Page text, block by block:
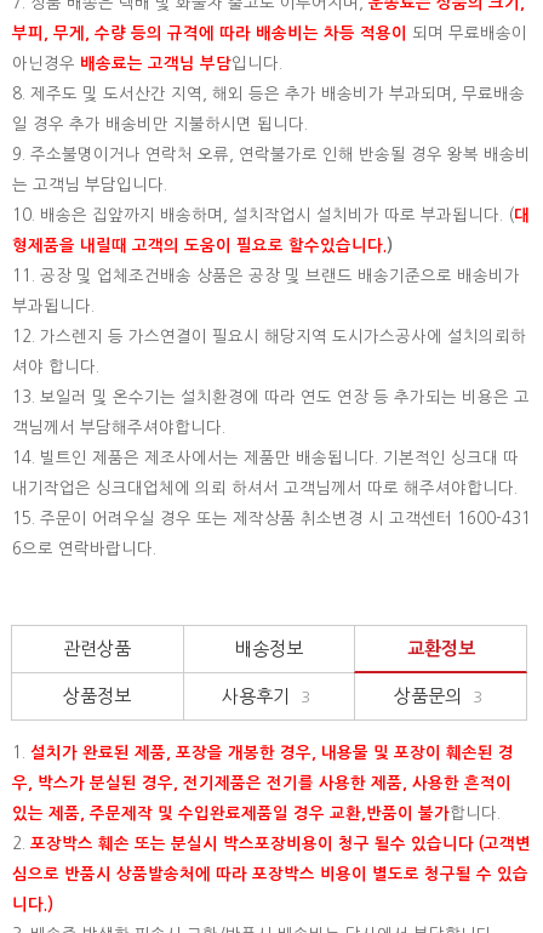
부피, 무게, 수량 등의 규격에 따라 배송비는 차등 적용이
되며 무료배송이
아닌경우 배송료는 고객님 부담입니다.
8. 제주도 및 도서산간 지역, 해외 등은 추가 배송비가 부과되며, 무료배송
일 경우 추가 배송비만 지불하시면 됩니다.
9. 주소불명이거나 연락처 오류, 연락불가로 인해 반송될 경우 왕복 배송비
는 고객님 부담입니다.
10. 배송은 집앞까지 배송하며, 설치작업시 설치비가 따로 부과됩니다. (대
형제품을 내릴때 고객의 도움이 필요로 할수있습니다. )
11. 공장 및 업체조건배송 상품은 공장 및 브랜드 배송기준으로 배송비가
부과됩니다.
12. 가스렌지 등 가스연결이 필요시 해당지역 도시가스공사에 설치의뢰하
셔야 합니다.
13. 보일러 및 온수기는 설치환경에 따라 연도 연장 등 추가되는 비용은 고
객님께서 부담해주셔야합니다.
14. 빌트인 제품은 제조사에서는 제품만 배송됩니다. 기본적인 싱크대 따
내기작업은 싱크대업체에 의뢰 하셔서 고객님께서 따로 해주셔야합니다.
15. 주문이 어려우실 경우 또는 제작상품 취소변경 시 고객센터 1600-431
6으로 연락바랍니다.
관련상품 배송정보 교환정보
상품정보 사용후기 3 상품문의 3
1. 설치가 완료된 제품, 포장을 개봉한 경우, 내용물 및 포장이 훼손된 경
우, 박스가 분실된 경우, 전기제품은 전기를 사용한 제품, 사용한 흔적이
있는 제품, 주문제작 및 수입완료제품일 경우 교환,반품이 불가합니다.
2. 포장박스 훼손 또는 분실시 박스포장비용이 청구 될수 있습니다 (고객변
심으로 반품시 상품발송처에 따라 포장박스 비용이 별도로 청구될 수 있습
니다.)